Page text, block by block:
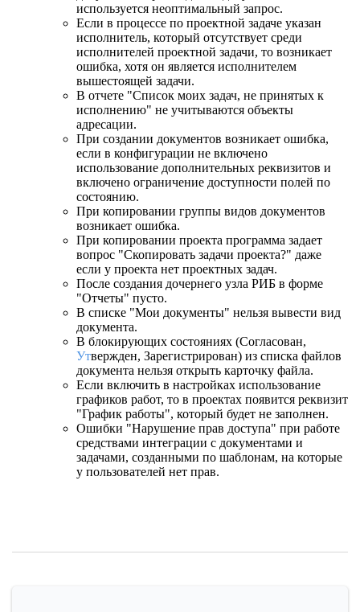
используется неоптимальный запрос.
Если в процессе по проектной задаче указан
исполнитель, который отсутствует среди
исполнителей проектной задачи, то возникает
ошибка, хотя он является исполнителем
вышестоящей задачи.
В отчете "Список моих задач, не принятых к
исполнению" не учитываются объекты
адресации.
При создании документов возникает ошибка,
если в конфигурации не включено
использование дополнительных реквизитов и
включено ограничение доступности полей по
состоянию.
При копировании группы видов документов
возникает ошибка.
При копировании проекта программа задает
вопрос "Скопировать задачи проекта?" даже
если у проекта нет проектных задач.
После создания дочернего узла РИБ в форме
"Отчеты" пусто.
В списке "Мои документы" нельзя вывести вид
документа.
В блокирующих состояниях (Согласован,
Утвержден, Зарегистрирован) из списка файлов
документа нельзя открыть карточку файла.
Если включить в настройках использование
графиков работ, то в проектах появится реквизит
"График работы", который будет не заполнен.
Ошибки "Нарушение прав доступа" при работе
средствами интеграции с документами и
задачами, созданными по шаблонам, на которые
у пользователей нет прав.